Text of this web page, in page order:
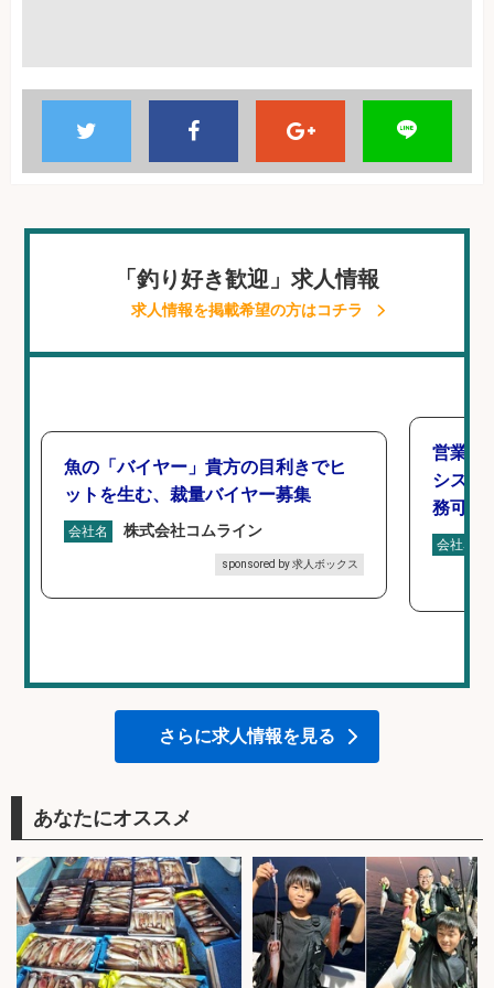
「釣り好き歓迎」求人情報
求人情報を掲載希望の方はコチラ
魚の「バイヤー」貴方の目利きでヒ
ットを生む、裁量バイヤー募集
会社名 株式会社コムライン
sponsored by 求人ボックス
営業事
シスタ
務可/
会社名
さらに求人情報を見る
あなたにオススメ